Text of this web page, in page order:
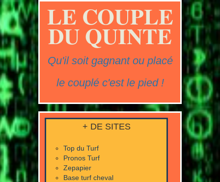
LE COUPLE
DU QUINTE
Qu'il soit gagnant ou placé
le couplé c'est le pied !
+ DE SITES
Top du Turf
Pronos Turf
Zepapier
Base turf cheval